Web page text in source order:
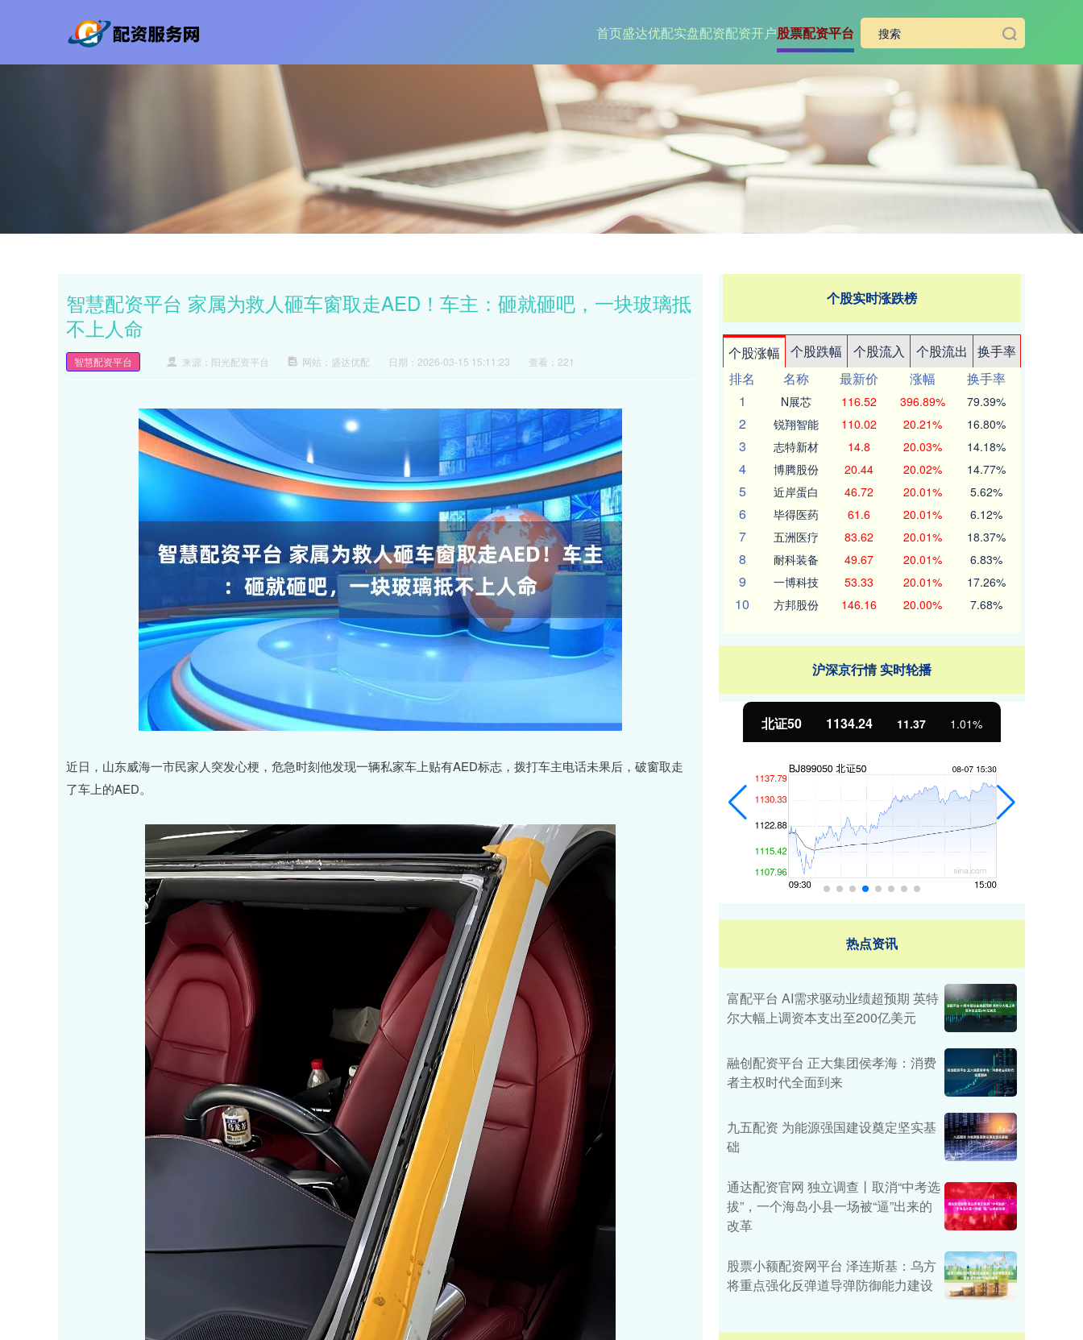
首页盛达优配实盘配资配资开户股票配资平台
智慧配资平台 家属为救人砸车窗取走AED！车主：砸就砸吧，一块玻璃抵
不上人命
智慧配资平台 来源：阳光配资平台 网站：盛达优配 日期：2026-03-15 15:11:23 查看：221
近日，山东威海一市民家人突发心梗，危急时刻他发现一辆私家车上贴有AED标志，拨打车主电话未果后，破窗取走
了车上的AED。
个股实时涨跌榜
个股涨幅 个股跌幅 个股流入 个股流出
换手率
排名
名称 最新价 涨幅
换手率
1
N展芯 116.52 396.89% 79.39%
2 锐翔智能 110.02 20.21% 16.80%
3 志特新材 14.8 20.03% 14.18%
4 博腾股份 20.44 20.02% 14.77%
5 近岸蛋白 46.72 20.01% 5.62%
6 毕得医药 61.6 20.01% 6.12%
7 五洲医疗 83.62 20.01% 18.37%
8 耐科装备 49.67 20.01% 6.83%
9 一博科技 53.33 20.01% 17.26%
10 方邦股份 146.16 20.00% 7.68%
沪深京行情 实时轮播
深证成指 14311.01 200.89 1.42% 沪深300 4694.44 43.13 北证50 1134.24 11.37 1.01%
热点资讯
富配平台 AI需求驱动业绩超预期 英特
尔大幅上调资本支出至200亿美元
融创配资平台 正大集团侯孝海：消费
者主权时代全面到来
九五配资 为能源强国建设奠定坚实基
础
通达配资官网 独立调查丨取消“中考选
拔”，一个海岛小县一场被“逼”出来的
改革
股票小额配资网平台 泽连斯基：乌方
将重点强化反弹道导弹防御能力建设